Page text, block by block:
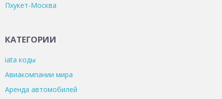
Пхукет-Москва
КАТЕГОРИИ
iata коды
Авиакомпании мира
Аренда автомобилей